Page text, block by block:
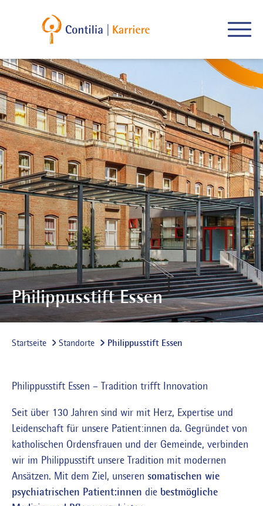
Philippusstift Essen
Startseite Standorte Philippusstift Essen
Philippusstift Essen – Tradition trifft Innovation
Seit über 130 Jahren sind wir mit Herz, Expertise und
Leidenschaft für unsere Patient:innen da. Gegründet von
katholischen Ordensfrauen und der Gemeinde, verbinden
wir im Philippusstift unsere Tradition mit modernen
Ansätzen. Mit dem Ziel, unseren somatischen wie
psychiatrischen Patient:innen die bestmögliche